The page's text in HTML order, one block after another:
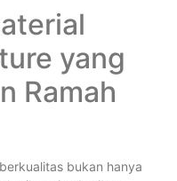
yang
Ramah
bukan hanya